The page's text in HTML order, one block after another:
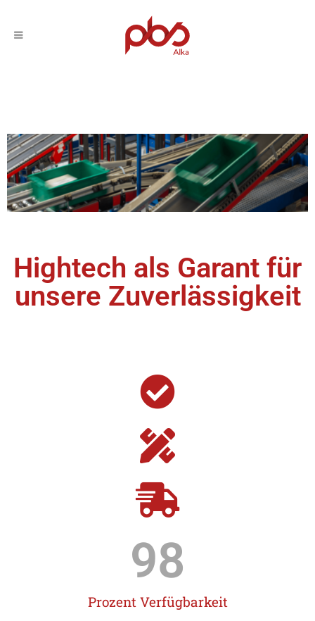
Hightech als Garant für
unsere Zuverlässigkeit
Prozent Verfügbarkeit
98